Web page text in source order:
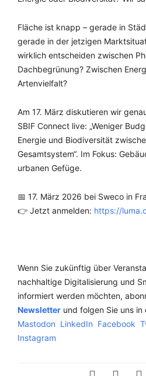
Fläche ist knapp – gerade in
gerade in der jetzigen
wirklich entscheiden zwischen
Dachbegrünung? Zwischen
Artenvielfalt?
Am 17. März diskutieren wir
SBIF Connect live: „Weniger
Energie und Biodiversität
Gesamtsystem“. Im Fokus:
urbanen Gefüge.
📅 17. März 2026 bei Sweco in
👉 Jetzt anmelden: https://
Wenn Sie zukünftig über
nachhaltige Digitalisierung und
informiert werden möchten,
Newsletter und folgen Sie uns in
Mastodon LinkedIn Facebook
Instagram